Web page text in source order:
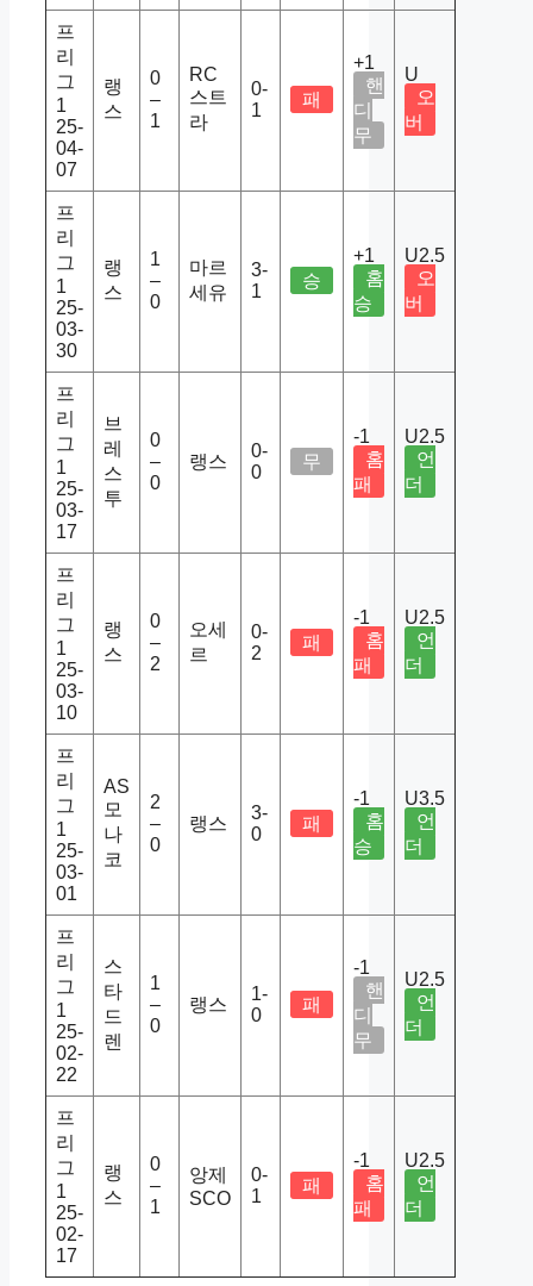
프
리
그
1
25-
04-
07
랭
스
0
–
1
RC
스트
라
0-
1
패
+1
핸
디
무
U
오
버
프
리
그
1
25-
03-
30
랭
스
1
–
0
마르
세유
3-
1
승
+1
홈
승
U2.5
오
버
프
리
그
1
25-
03-
17
브
레
스
투
0
–
0
랭스
0-
0
무
-1
홈
패
U2.5
언
더
프
리
그
1
25-
03-
10
랭
스
0
–
2
오세
르
0-
2
패
-1
홈
패
U2.5
언
더
프
리
그
1
25-
03-
01
AS
모
나
코
2
–
0
랭스
3-
0
패
-1
홈
승
U3.5
언
더
프
리
그
1
25-
02-
22
스
타
드
렌
1
–
0
랭스
1-
0
패
-1
핸
디
무
U2.5
언
더
프
리
그
1
25-
02-
17
랭
스
0
–
1
앙제
SCO
0-
1
패
-1
홈
패
U2.5
언
더